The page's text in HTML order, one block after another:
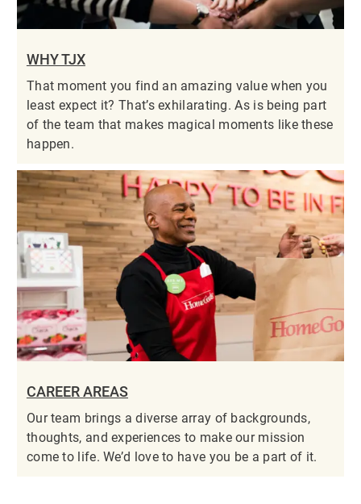
WHY TJX
That moment you find an amazing value when you
least expect it? That’s exhilarating. As is being part
of the team that makes magical moments like these
happen.
CAREER AREAS
Our team brings a diverse array of backgrounds,
thoughts, and experiences to make our mission
come to life. We’d love to have you be a part of it.